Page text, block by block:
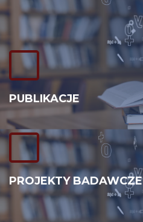
PUBLIKACJE
PROJEKTY BADAWCZE